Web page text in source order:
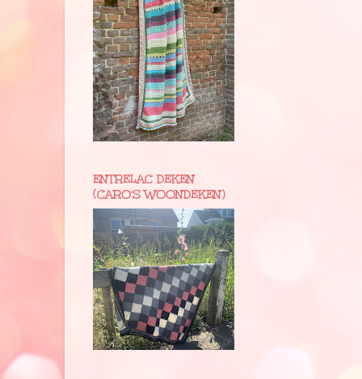
ENTRELAC DEKEN
(CARO'S WOONDEKEN)